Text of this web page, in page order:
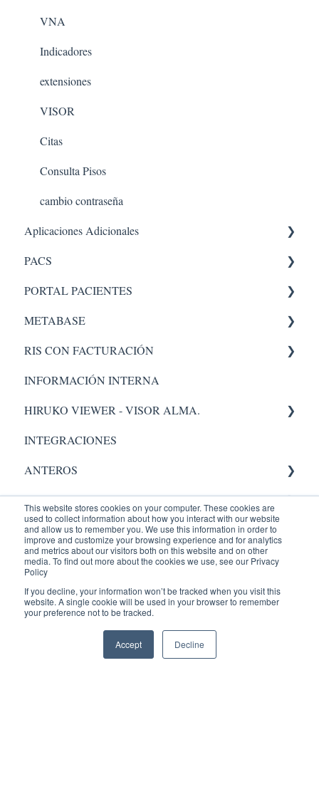
This website stores cookies on your computer. These cookies are
used to collect information about how you interact with our website
and allow us to remember you. We use this information in order to
improve and customize your browsing experience and for analytics
and metrics about our visitors both on this website and on other
media. To find out more about the cookies we use, see our Privacy
Policy
If you decline, your information won’t be tracked when you visit this
website. A single cookie will be used in your browser to remember
your preference not to be tracked.
Accept Decline
VNA
Indicadores
extensiones
VISOR
Citas
Consulta Pisos
cambio contraseña
Aplicaciones Adicionales
Aplicaciones internas
PACS
PACS 5
Administrador
Pacs
PORTAL PACIENTES
Administración - portal
METABASE
Metabase
Administrador
RIS CON FACTURACIÓN
Facturacion
Administración
INFORMACIÓN INTERNA
HIRUKO VIEWER - VISOR ALMA.
Visor Alma
INTEGRACIONES
ANTEROS
Administrador
AIC
Validación.
Administrador
PACS
Recepción
RADIOLOGY
Equipos Médicos
Entrenamientos
ENTRENAMIENTOS AQUILA
PACIENTES
Portal Paciente
Reconocimiento de Voz